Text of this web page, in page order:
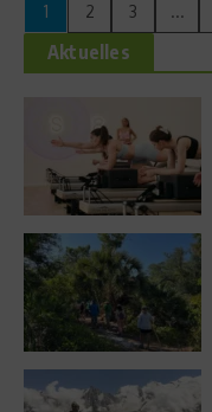
1 2 3 ...
Aktuelles